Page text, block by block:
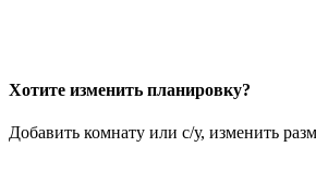
Хотите изменить планировку?
Добавить комнату или с/у, изменить